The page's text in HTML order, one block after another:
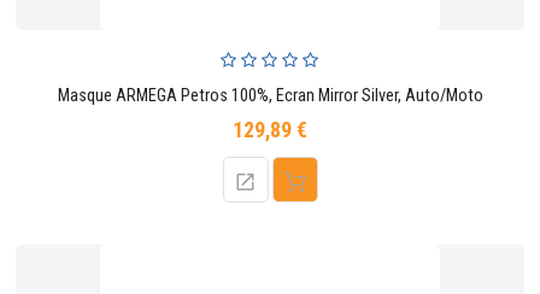
Masque ARMEGA Petros 100%, Ecran Mirror Silver, Auto/Moto
129,89 €